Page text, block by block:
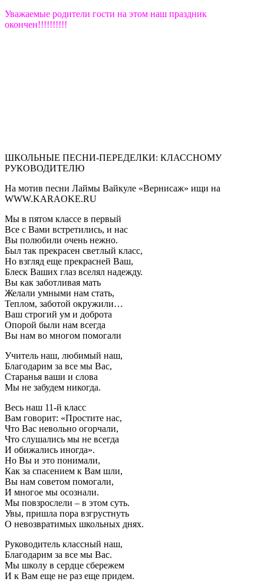
Уважаемые родители гости на этом наш праздник
окончен!!!!!!!!!!
ШКОЛЬНЫЕ ПЕСНИ-ПЕРЕДЕЛКИ: КЛАССНОМУ
РУКОВОДИТЕЛЮ
На мотив песни Лаймы Вайкуле «Вернисаж» ищи на
WWW.KARAOKE.RU
Мы в пятом классе в первый
Все с Вами встретились, и нас
Вы полюбили очень нежно.
Был так прекрасен светлый класс,
Но взгляд еще прекрасней Ваш,
Блеск Ваших глаз вселял надежду.
Вы как заботливая мать
Желали умными нам стать,
Теплом, заботой окружили…
Ваш строгий ум и доброта
Опорой были нам всегда
Вы нам во многом помогали
Учитель наш, любимый наш,
Благодарим за все мы Вас,
Старанья ваши и слова
Мы не забудем никогда.
Весь наш 11-й класс
Вам говорит: «Простите нас,
Что Вас невольно огорчали,
Что слушались мы не всегда
И обижались иногда».
Но Вы и это понимали,
Как за спасением к Вам шли,
Вы нам советом помогали,
И многое мы осознали.
Мы повзрослели – в этом суть.
Увы, пришла пора взгрустнуть
О невозвратимых школьных днях.
Руководитель классный наш,
Благодарим за все мы Вас.
Мы школу в сердце сбережем
И к Вам еще не раз еще придем.